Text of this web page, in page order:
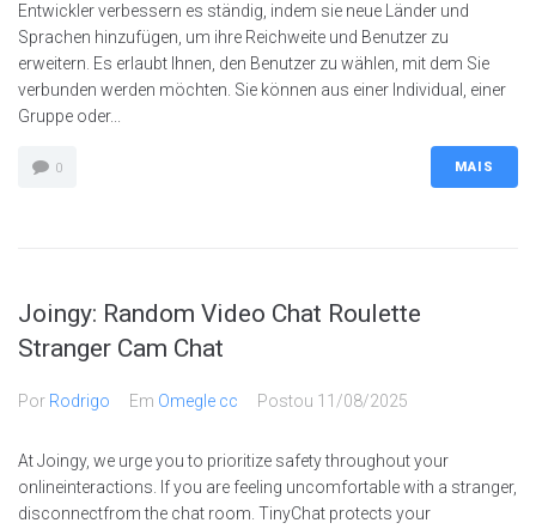
Entwickler verbessern es ständig, indem sie neue Länder und
Sprachen hinzufügen, um ihre Reichweite und Benutzer zu
erweitern. Es erlaubt Ihnen, den Benutzer zu wählen, mit dem Sie
verbunden werden möchten. Sie können aus einer Individual, einer
Gruppe oder...
0 MAIS
Joingy: Random Video Chat Roulette
Stranger Cam Chat
Por Rodrigo Em Omegle cc Postou 11/08/2025
At Joingy, we urge you to prioritize safety throughout your
onlineinteractions. If you are feeling uncomfortable with a stranger,
disconnectfrom the chat room. TinyChat protects your